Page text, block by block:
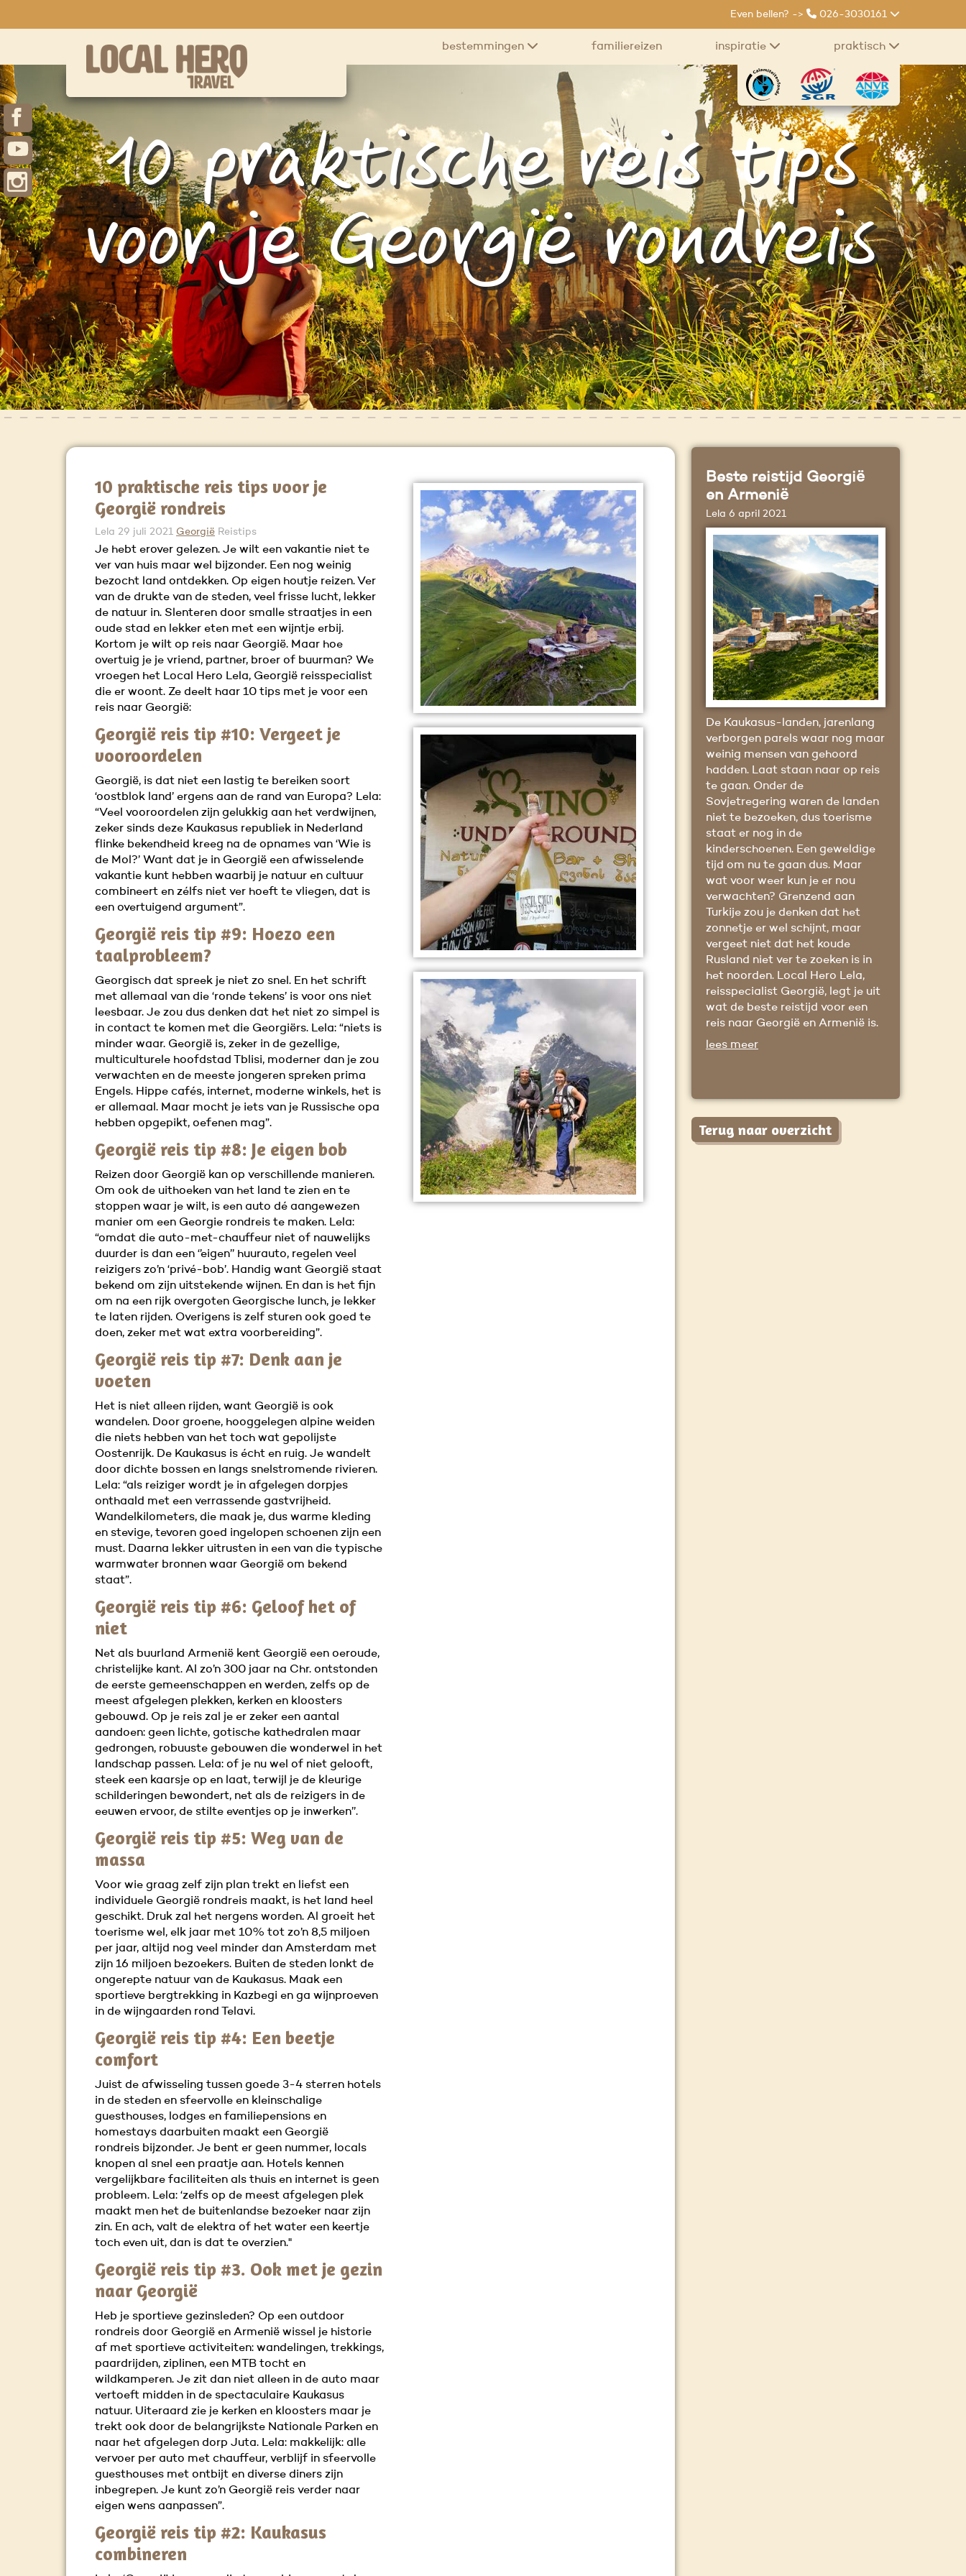
Even bellen? -> 026-3030161
bestemmingen familiereizen inspiratie praktisch
10 praktische reis tips
voor je Georgië rondreis
10 praktische reis tips voor je
Georgië rondreis
Lela 29 juli 2021 Georgië Reistips
Je hebt erover gelezen. Je wilt een vakantie niet te
ver van huis maar wel bijzonder. Een nog weinig
bezocht land ontdekken. Op eigen houtje reizen. Ver
van de drukte van de steden, veel frisse lucht, lekker
de natuur in. Slenteren door smalle straatjes in een
oude stad en lekker eten met een wijntje erbij.
Kortom je wilt op reis naar Georgië. Maar hoe
overtuig je je vriend, partner, broer of buurman? We
vroegen het Local Hero Lela, Georgië reisspecialist
die er woont. Ze deelt haar 10 tips met je voor een
reis naar Georgië:
Georgië reis tip #10: Vergeet je
vooroordelen
Georgië, is dat niet een lastig te bereiken soort
‘oostblok land’ ergens aan de rand van Europa? Lela:
“Veel vooroordelen zijn gelukkig aan het verdwijnen,
zeker sinds deze Kaukasus republiek in Nederland
flinke bekendheid kreeg na de opnames van ‘Wie is
de Mol?’ Want dat je in Georgië een afwisselende
vakantie kunt hebben waarbij je natuur en cultuur
combineert en zélfs niet ver hoeft te vliegen, dat is
een overtuigend argument”.
Georgië reis tip #9: Hoezo een
taalprobleem?
Georgisch dat spreek je niet zo snel. En het schrift
met allemaal van die ‘ronde tekens’ is voor ons niet
leesbaar. Je zou dus denken dat het niet zo simpel is
in contact te komen met die Georgiërs. Lela: “niets is
minder waar. Georgië is, zeker in de gezellige,
multiculturele hoofdstad Tblisi, moderner dan je zou
verwachten en de meeste jongeren spreken prima
Engels. Hippe cafés, internet, moderne winkels, het is
er allemaal. Maar mocht je iets van je Russische opa
hebben opgepikt, oefenen mag”.
Georgië reis tip #8: Je eigen bob
Reizen door Georgië kan op verschillende manieren.
Om ook de uithoeken van het land te zien en te
stoppen waar je wilt, is een auto dé aangewezen
manier om een Georgie rondreis te maken. Lela:
“omdat die auto-met-chauffeur niet of nauwelijks
duurder is dan een ‘’eigen’’ huurauto, regelen veel
reizigers zo’n ‘privé-bob’. Handig want Georgië staat
bekend om zijn uitstekende wijnen. En dan is het fijn
om na een rijk overgoten Georgische lunch, je lekker
te laten rijden. Overigens is zelf sturen ook goed te
doen, zeker met wat extra voorbereiding”.
Georgië reis tip #7: Denk aan je
voeten
Het is niet alleen rijden, want Georgië is ook
wandelen. Door groene, hooggelegen alpine weiden
die niets hebben van het toch wat gepolijste
Oostenrijk. De Kaukasus is écht en ruig. Je wandelt
door dichte bossen en langs snelstromende rivieren.
Lela: “als reiziger wordt je in afgelegen dorpjes
onthaald met een verrassende gastvrijheid.
Wandelkilometers, die maak je, dus warme kleding
en stevige, tevoren goed ingelopen schoenen zijn een
must. Daarna lekker uitrusten in een van die typische
warmwater bronnen waar Georgië om bekend
staat”.
Georgië reis tip #6: Geloof het of
niet
Net als buurland Armenië kent Georgië een oeroude,
christelijke kant. Al zo’n 300 jaar na Chr. ontstonden
de eerste gemeenschappen en werden, zelfs op de
meest afgelegen plekken, kerken en kloosters
gebouwd. Op je reis zal je er zeker een aantal
aandoen: geen lichte, gotische kathedralen maar
gedrongen, robuuste gebouwen die wonderwel in het
landschap passen. Lela: of je nu wel of niet gelooft,
steek een kaarsje op en laat, terwijl je de kleurige
schilderingen bewondert, net als de reizigers in de
eeuwen ervoor, de stilte eventjes op je inwerken’’.
Georgië reis tip #5: Weg van de
massa
Voor wie graag zelf zijn plan trekt en liefst een
individuele Georgië rondreis maakt, is het land heel
geschikt. Druk zal het nergens worden. Al groeit het
toerisme wel, elk jaar met 10% tot zo’n 8,5 miljoen
per jaar, altijd nog veel minder dan Amsterdam met
zijn 16 miljoen bezoekers. Buiten de steden lonkt de
ongerepte natuur van de Kaukasus. Maak een
sportieve bergtrekking in Kazbegi en ga wijnproeven
in de wijngaarden rond Telavi.
Georgië reis tip #4: Een beetje
comfort
Juist de afwisseling tussen goede 3-4 sterren hotels
in de steden en sfeervolle en kleinschalige
guesthouses, lodges en familiepensions en
homestays daarbuiten maakt een Georgië
rondreis bijzonder. Je bent er geen nummer, locals
knopen al snel een praatje aan. Hotels kennen
vergelijkbare faciliteiten als thuis en internet is geen
probleem. Lela: ‘zelfs op de meest afgelegen plek
maakt men het de buitenlandse bezoeker naar zijn
zin. En ach, valt de elektra of het water een keertje
toch even uit, dan is dat te overzien."
Georgië reis tip #3. Ook met je gezin
naar Georgië
Heb je sportieve gezinsleden? Op een outdoor
rondreis door Georgië en Armenië wissel je historie
af met sportieve activiteiten: wandelingen, trekkings,
paardrijden, ziplinen, een MTB tocht en
wildkamperen. Je zit dan niet alleen in de auto maar
vertoeft midden in de spectaculaire Kaukasus
natuur. Uiteraard zie je kerken en kloosters maar je
trekt ook door de belangrijkste Nationale Parken en
naar het afgelegen dorp Juta. Lela: makkelijk: alle
vervoer per auto met chauffeur, verblijf in sfeervolle
guesthouses met ontbijt en diverse diners zijn
inbegrepen. Je kunt zo’n Georgië reis verder naar
eigen wens aanpassen”.
Georgië reis tip #2: Kaukasus
combineren
Beste reistijd Georgië
en Armenië
Lela 6 april 2021
De Kaukasus-landen, jarenlang
verborgen parels waar nog maar
weinig mensen van gehoord
hadden. Laat staan naar op reis
te gaan. Onder de
Sovjetregering waren de landen
niet te bezoeken, dus toerisme
staat er nog in de
kinderschoenen. Een geweldige
tijd om nu te gaan dus. Maar
wat voor weer kun je er nou
verwachten? Grenzend aan
Turkije zou je denken dat het
zonnetje er wel schijnt, maar
vergeet niet dat het koude
Rusland niet ver te zoeken is in
het noorden. Local Hero Lela,
reisspecialist Georgië, legt je uit
wat de beste reistijd voor een
reis naar Georgië en Armenië is.
lees meer
Terug naar overzicht